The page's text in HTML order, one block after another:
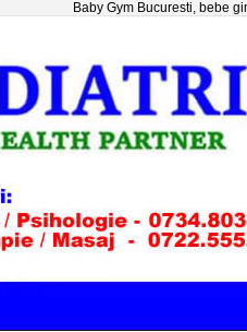
Baby Gym Bucuresti, bebe